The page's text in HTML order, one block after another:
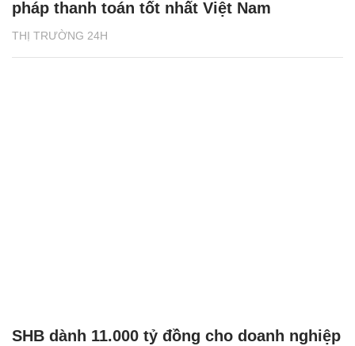
THỊ TRƯỜNG 24H
pháp thanh toán tốt nhất Việt Nam
SHB dành 11.000 tỷ đồng cho doanh nghiệp